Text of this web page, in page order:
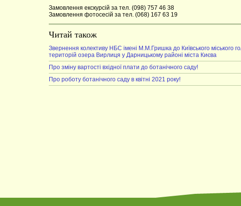
Замовлення екскурсій за тел. (098) 757 46 38
Замовлення фотосесій за тел. (068) 167 63 19
Читай також
Звернення колективу НБС імені М.М.Гришка до Київського
територій озера Вирлиця у Дарницькому районі міста Києва
Про зміну вартості вхідної плати до ботанічного саду!
Про роботу ботанічного саду в квітні 2021 року!